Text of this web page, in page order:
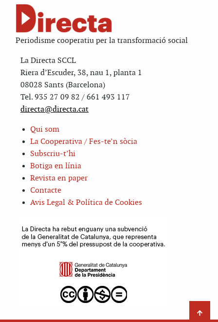
Periodisme cooperatiu per la transformació social
La Directa SCCL
Riera d’Escuder, 38, nau 1, planta 1
08028 Sants (Barcelona)
Tel. 935 27 09 82 / 661 493 117
directa@directa.cat
Qui som
La Cooperativa / Fes-te’n sòcia
Subscriu-t’hi
Botiga en línia
Revista en paper
Contacte
Avis Legal & Política de Cookies